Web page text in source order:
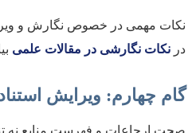
نکات مهمی در خصوص نگارش و
در نکات نگارشی در مقالات علمی
گام چهارم: ویرایش